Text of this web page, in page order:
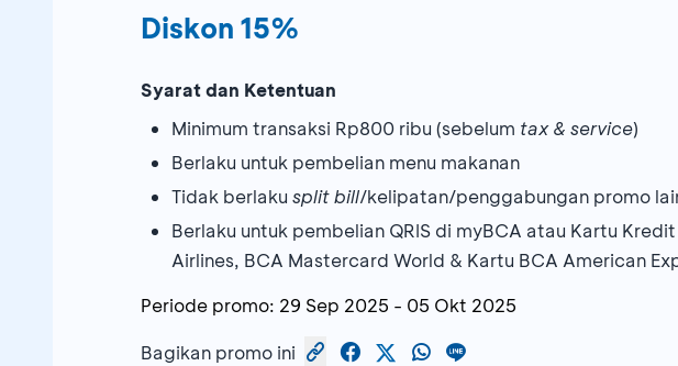
Diskon 15%
Syarat dan Ketentuan
Minimum transaksi Rp800 ribu (sebelum tax & service)
Berlaku untuk pembelian menu makanan
Tidak berlaku split bill/kelipatan/penggabungan promo
Berlaku untuk pembelian QRIS di myBCA atau Kartu
Airlines, BCA Mastercard World & Kartu BCA American
Periode promo: 29 Sep 2025 - 05 Okt 2025
Bagikan promo ini